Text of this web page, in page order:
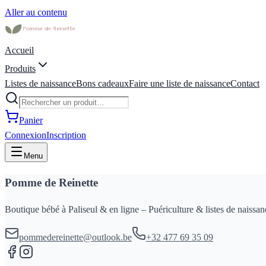
Aller au contenu
Accueil
Produits
Listes de naissanceBons cadeauxFaire une liste de naissanceContact
Panier
ConnexionInscription
Menu
Pomme de Reinette
Boutique bébé à Paliseul & en ligne – Puériculture & listes de
pommedereinette@outlook.be +32 477 69 35 09